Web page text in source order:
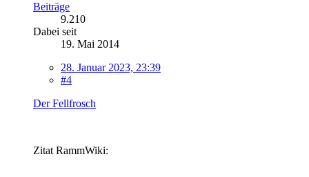
Beiträge
9.210
Dabei seit
19. Mai 2014
28. Januar 2023, 23:39
#4
Der Fellfrosch
Zitat RammWiki: